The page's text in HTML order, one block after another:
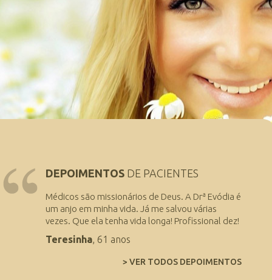
DEPOIMENTOS DE PACIENTES
Médicos são missionários de Deus. A Drª Evódia é
um anjo em minha vida. Já me salvou várias
vezes. Que ela tenha vida longa! Profissional dez!
Teresinha, 61 anos
> VER TODOS DEPOIMENTOS